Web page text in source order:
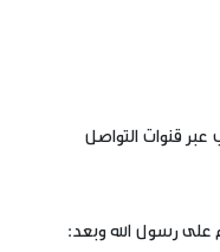
عبر قنوات التواصل
على رسول الله وبعد: